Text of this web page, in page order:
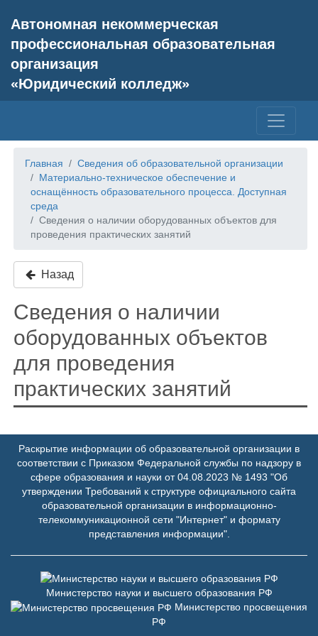
Автономная некоммерческая
профессиональная образовательная
организация
«Юридический колледж»
Главная
Сведения об образовательной организации
Материально-техническое обеспечение и
оснащённость образовательного процесса. Доступная
среда
Сведения о наличии оборудованных объектов для
проведения практических занятий
Назад
Сведения о наличии
оборудованных объектов
для проведения
практических занятий
Раскрытие информации об образовательной организации в
соответствии с Приказом Федеральной службы по надзору в
сфере образования и науки от 04.08.2023 № 1493 "Об
утверждении Требований к структуре официального сайта
образовательной организации в информационно-
телекоммуникационной сети "Интернет" и формату
представления информации".
Министерство науки и высшего образования РФ
Министерство просвещения
РФ